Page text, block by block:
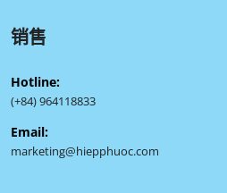
销售
Hotline:
(+84) 964118833
Email:
marketing@hiepphuoc.com